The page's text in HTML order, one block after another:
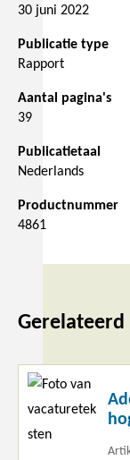
30 juni 2022
Publicatie type
Rapport
Aantal pagina's
39
Publicatietaal
Nederlands
Productnummer
4861
Gerelateerd
Lees